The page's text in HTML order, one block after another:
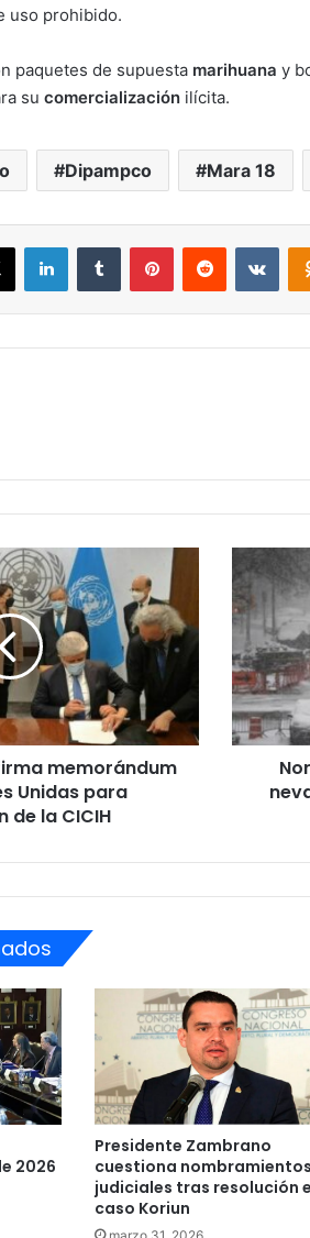
uso prohibido.
paquetes de supuesta marihuana y
su comercialización ilícita.
Dipampco Mara 18
X LinkedInTumblr PinterestReddit
memorándum
Unidas para
de la CICIH
de
EE.
UU.
afectado
por
nevadas
y
apagones
2026
Presidente Zambrano
cuestiona nombramientos
judiciales tras resolución
caso Koriun